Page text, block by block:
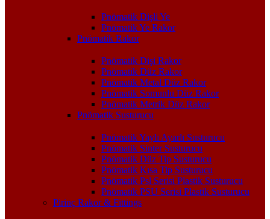
Pnömatik Dişli Ye
Pnömatik Ye Rakor
Pnömatik Rakor
Pnömatik Dişi Rakor
Pnömatik Düz Rakor
Pnömatik Metal Düz Rakor
Pnömatik Somunlu Düz Rakor
Pnömatik Metrik Düz Rakor
Pnömatik Susturucu
Pnömatik Yaylı Ayarlı Susturucu
Pnömatik Sinter Susturucu
Pnömatik Düz Tip Susturucu
Pnömatik Kısa Tip Susturucu
Pnömatik Psl Serisi Plastik Susturucu
Pnömatik PSU Serisi Plastik Susturucu
Pirinç Rakor & Fittings